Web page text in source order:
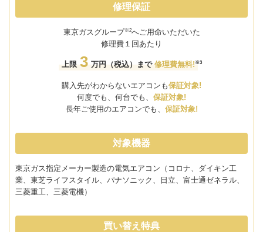
修理保証
東京ガスグループ※2へご用命いただいた
修理費 １ 回あたり
上限 3 万円（税込）まで 修理費無料!※3
購入先がわからないエアコンも保証対象!
何度でも、何台でも、 保証対象!
長年ご使用のエアコンでも、 保証対象!
対象機器
東京ガス指定メーカー製造の電気エアコン（コロナ、ダイキン工
業、東芝ライフスタイル、パナソニック、日立、富士通ゼネラル、
三菱重工、三菱電機）
買い替え特典